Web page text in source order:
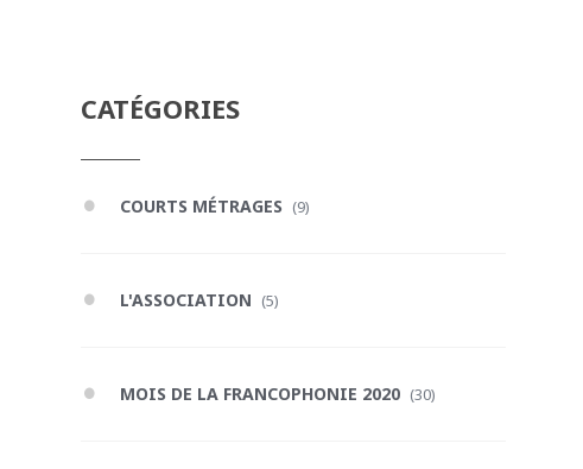
CATÉGORIES
COURTS MÉTRAGES (9)
L'ASSOCIATION (5)
MOIS DE LA FRANCOPHONIE 2020 (30)